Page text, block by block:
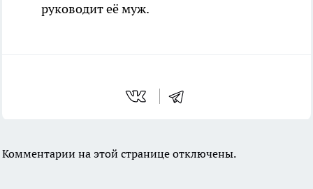
руководит её муж.
Комментарии на этой странице отключены.